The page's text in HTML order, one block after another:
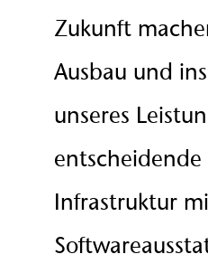
Zukunft
Ausbau und
unseres
entscheidende
Infrastruktur